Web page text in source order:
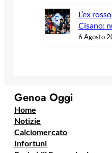
L’ex
Cisano:
6 Agosto
Genoa Oggi
Home
Notizie
Calciomercato
Infortuni